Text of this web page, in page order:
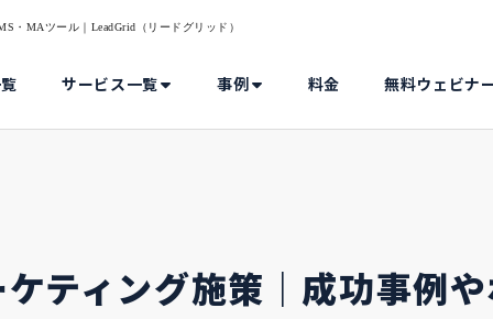
・MAツール｜LeadGrid（リードグリッド）
サービス一覧 事例 料金 無料ウェビナ
ティング施策｜成功事例